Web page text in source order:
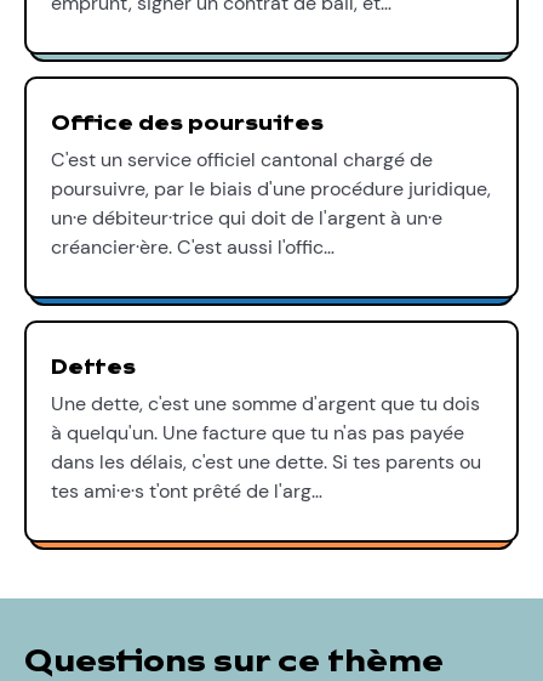
Office des poursuites
C'est un service officiel cantonal chargé de
poursuivre, par le biais d'une procédure juridique,
un·e débiteur·trice qui doit de l'argent à un·e
créancier·ère. C'est aussi l'offic…
Dettes
Une dette, c'est une somme d'argent que tu dois
à quelqu'un. Une facture que tu n'as pas payée
dans les délais, c'est une dette. Si tes parents ou
tes ami·e·s t'ont prêté de l'arg…
Questions sur ce thème